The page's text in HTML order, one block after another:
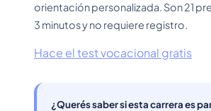
orientación personalizada. Son 21
3 minutos y no requiere registro.
Hace el test vocacional gratis
¿Querés saber si esta carrera es